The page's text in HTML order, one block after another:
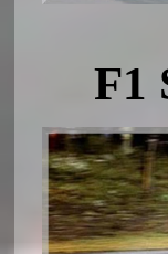
F1